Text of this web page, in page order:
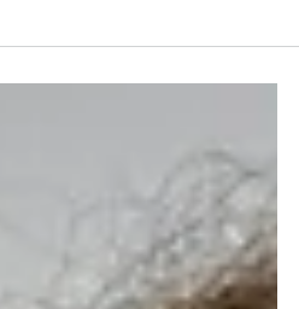
los rituales en nuestra